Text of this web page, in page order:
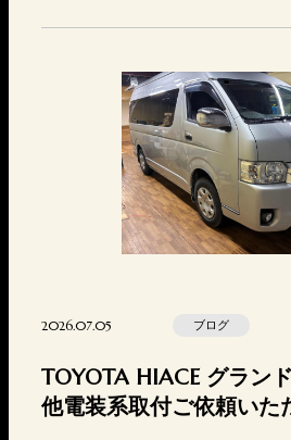
6兵庫県神戸市灘区岩屋北町2
2026.07.05 ブログ
TOYOTA HIACE グラン
他電装系取付ご依頼いた